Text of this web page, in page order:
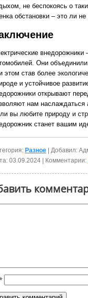
не беспокоясь о
обстановки – это ли
Они
этом став более
и устойчивое
открывают
нам
вы любите природу и
станет вашим
Разное | Добавил:
03.09.2024 | Комментарии: